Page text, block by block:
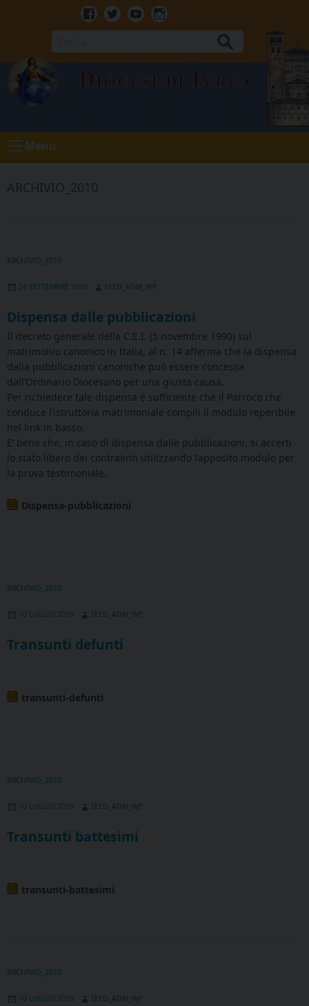
Facebook
TwitterYoutubeInstagram
Diocesi di Ivrea
Menu
ARCHIVIO_2010
24 SETTEMBRE 2010 SEED_ADM_WP
Dispensa dalle pubblicazioni
Il decreto generale della C.E.I. (5 novembre 1990) sul
matrimonio canonico in Italia, al n. 14 afferma che la dispensa
dalla pubblicazioni canoniche può essere concessa
dall’Ordinario Diocesano per una giusta causa.
Per richiedere tale dispensa è sufficiente che il Parroco che
conduce l’istruttoria matrimoniale compili il modulo reperibile
nel link in basso.
E’ bene che, in caso di dispensa dalle pubblicazioni, si accerti
lo stato libero dei contraenti utilizzando l’apposito modulo per
la prova testimoniale.
Dispensa-pubblicazioni
ARCHIVIO_2010
10 LUGLIO 2010 SEED_ADM_WP
Transunti defunti
transunti-defunti
ARCHIVIO_2010
10 LUGLIO 2010 SEED_ADM_WP
Transunti battesimi
transunti-battesimi
ARCHIVIO_2010
10 LUGLIO 2010 SEED_ADM_WP